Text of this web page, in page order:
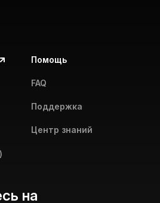
Помощь
FAQ
Поддержка
Центр знаний
на